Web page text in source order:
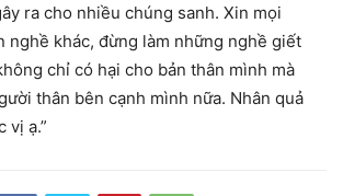
ra cho nhiều chúng sanh. Xin mọi
nghề khác, đừng làm những nghề giết
chỉ có hại cho bản thân mình mà
thân bên cạnh mình nữa. Nhân quả
vị ạ.”